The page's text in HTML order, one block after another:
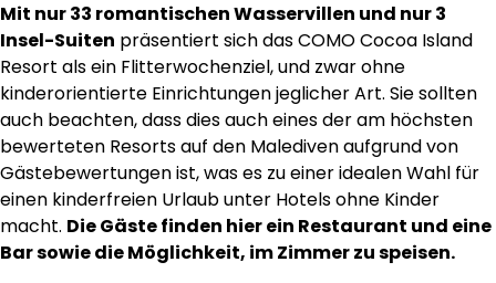
Mit nur 33 romantischen Wasservillen und nur 3
Insel-Suiten präsentiert sich das COMO Cocoa Island
Resort als ein Flitterwochenziel, und zwar ohne
kinderorientierte Einrichtungen jeglicher Art. Sie sollten
auch beachten, dass dies auch eines der am höchsten
bewerteten Resorts auf den Malediven aufgrund von
Gästebewertungen ist, was es zu einer idealen Wahl für
einen kinderfreien Urlaub unter Hotels ohne Kinder
macht. Die Gäste finden hier ein Restaurant und eine
Bar sowie die Möglichkeit, im Zimmer zu speisen.